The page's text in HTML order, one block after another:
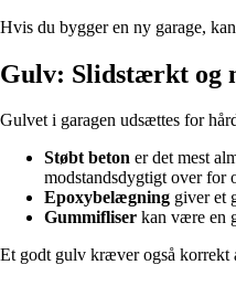
Hvis du bygger en ny garage,
Gulv: Slidstærkt og
Gulvet i garagen udsættes for
Støbt beton er det mest
modstandsdygtigt over for
Epoxybelægning giver et
Gummifliser kan være en
Et godt gulv kræver også korrekt